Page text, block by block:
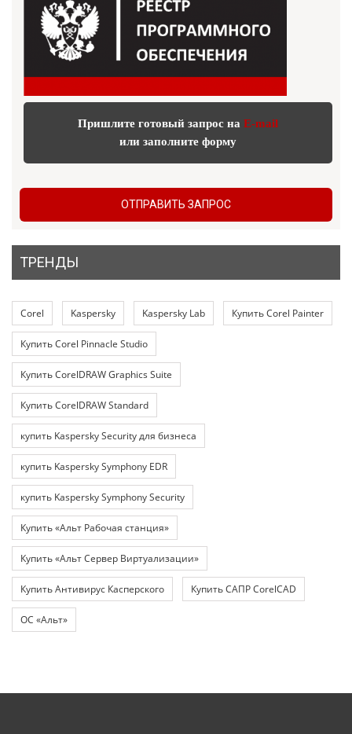
Пришлите готовый запрос на E-mail
или заполните форму
ОТПРАВИТЬ ЗАПРОС
ТРЕНДЫ
Corel Kaspersky Kaspersky Lab Купить Corel Painter
Купить Corel Pinnacle Studio
Купить CorelDRAW Graphics Suite
Купить CorelDRAW Standard
купить Kaspersky Security для бизнеса
купить Kaspersky Symphony EDR
купить Kaspersky Symphony Security
Купить «Альт Рабочая станция»
Купить «Альт Сервер Виртуализации»
Купить Антивирус Касперского Купить САПР CorelCAD
ОС «Альт»